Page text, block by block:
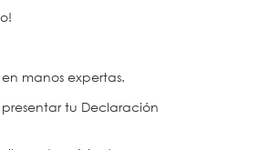
manos expertas.
tu Declaración